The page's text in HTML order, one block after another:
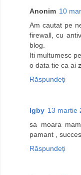
Anonim 10
Am cautat pe
firewall, cu
blog.
Iti multumesc
o data tie ca ai
Răspundeți
Igby 13 martie
sa moara
pamant ,
Răspundeți